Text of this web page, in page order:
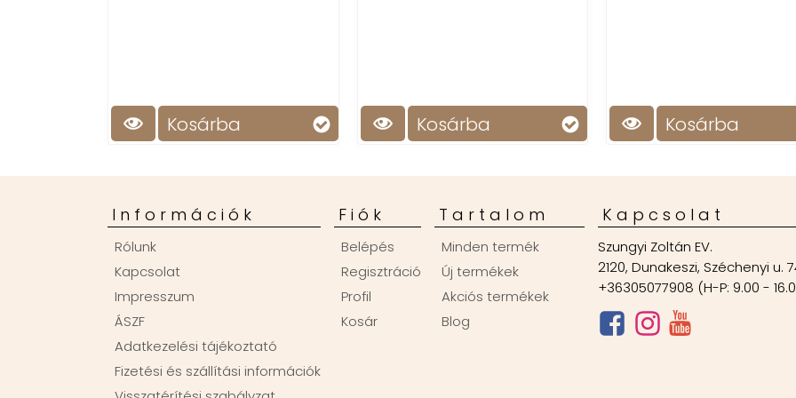
Kosárba Kosárba Kosárba
Információk
Rólunk
Kapcsolat
Impresszum
ÁSZF
Adatkezelési tájékoztató
Fizetési és szállítási információk
Fiók
Belépés
Regisztráció
Profil
Kosár
Tartalom
Minden termék
Új termékek
Akciós termékek
Blog
Kapcsolat
Szungyi Zoltán EV.
2120, Dunakeszi, Széchenyi u.
+36305077908 (H-P: 9.00 -